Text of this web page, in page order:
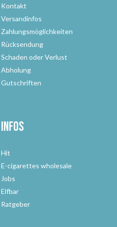
Kontakt
Versandinfos
Zahlungsmöglichkeiten
Rücksendung
Schaden oder Verlust
Abholung
Gutschriften
Infos
Hit
E-cigarettes wholesale
Jobs
Elfbar
Ratgeber